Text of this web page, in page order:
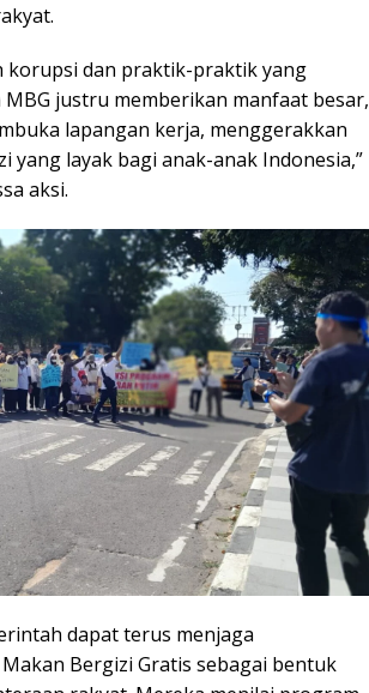
korupsi dan praktik-praktik yang
justru memberikan manfaat besar,
lapangan kerja, menggerakkan
yang layak bagi anak-anak Indonesia,”
aksi.
dapat terus menjaga
Bergizi Gratis sebagai bentuk